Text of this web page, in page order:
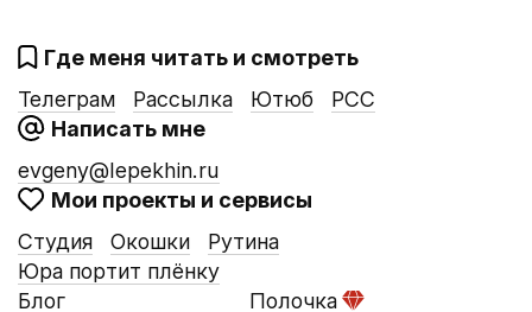
Где меня читать и смотреть
Телеграм
Рассылка Ютюб
РСС
Написать мне
evgeny@lepekhin.ru
Мои проекты и сервисы
Студия
Окошки
Юра портит плёнку
Рутина
Блог
Полочка